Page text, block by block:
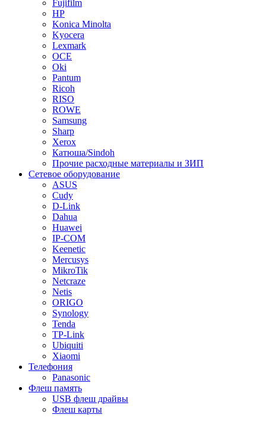
Fujifilm
HP
Konica Minolta
Kyocera
Lexmark
OCE
Oki
Pantum
Ricoh
RISO
ROWE
Samsung
Sharp
Xerox
Катюша/Sindoh
Прочие расходные материалы и ЗИП
Сетевое оборудование
ASUS
Cudy
D-Link
Dahua
Huawei
IP-COM
Keenetic
Mercusys
MikroTik
Netcraze
Netis
ORIGO
Synology
Tenda
TP-Link
Ubiquiti
Xiaomi
Телефония
Panasonic
Флеш память
USB флеш драйвы
Флеш карты